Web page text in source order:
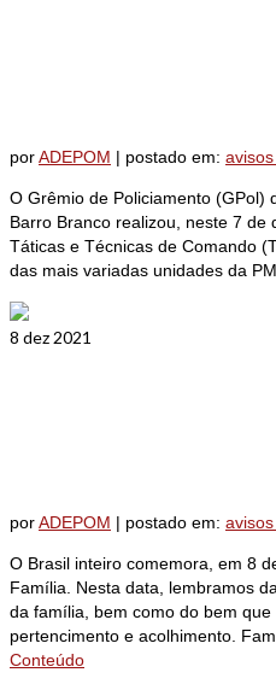
porADEPOM | postado em:
O Grêmio de Policiamento (GPol)
Barro Branco realizou, neste 7 de
Táticas e Técnicas de Comando
das mais variadas unidades da
8 dez 2021
porADEPOM | postado em:
O Brasil inteiro comemora, em 8
Família. Nesta data, lembramos
da família, bem como do bem
pertencimento e acolhimento.
Conteúdo